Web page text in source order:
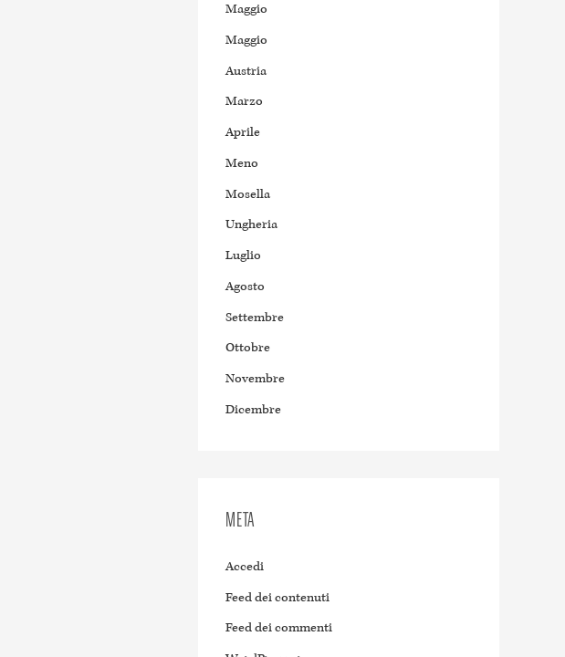
Maggio
Maggio
Austria
Marzo
Aprile
Meno
Mosella
Ungheria
Luglio
Agosto
Settembre
Ottobre
Novembre
Dicembre
META
Accedi
Feed dei contenuti
Feed dei commenti